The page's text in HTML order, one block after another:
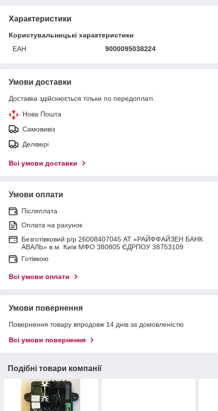
Характеристики
Користувальницькі характеристики
ЕАН
9000095038224
Умови доставки
Доставка здійснюється тільки по передоплаті.
Нова Пошта
Самовивіз
Делівері
Всі умови доставки
Умови оплати
Післяплата
Оплата на рахунок
Безготівковий р/р 26008407045 АТ «РАЙФФАЙЗЕН БАНК
АВАЛЬ» в м. Київ МФО 380805 ЄДРПОУ 38753109
Готівкою
Всі умови оплати
Умови повернення
Повернення товару впродовж 14 днів за домовленістю
Всі умови повернення
Подібні товари компанії